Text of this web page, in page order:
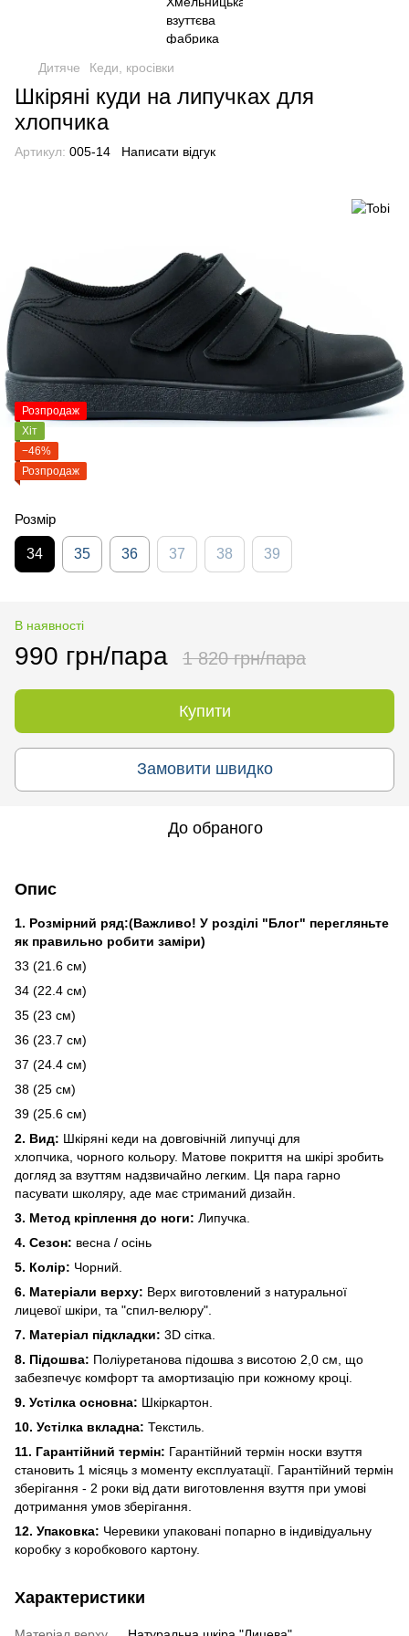
Дитяче Кеди, кросівки
Шкіряні куди на липучках для
хлопчика
Артикул: 005-14 Написати відгук
Розпродаж
Хіт
−46%
Розпродаж
Розмір
34 35 36 37 38 39
В наявності
990 грн/пара 1 820 грн/пара
Купити
Замовити швидко
До обраного
Опис
1. Розмірний ряд:(Важливо! У розділі "Блог" перегляньте
як правильно робити заміри)
33 (21.6 см)
34 (22.4 см)
35 (23 см)
36 (23.7 см)
37 (24.4 см)
38 (25 см)
39 (25.6 см)
2. Вид: Шкіряні кеди на довговічній липучці для
хлопчика, чорного кольору. Матове покриття на шкірі зробить
догляд за взуттям надзвичайно легким. Ця пара гарно
пасувати школяру, аде має стриманий дизайн.
3. Метод кріплення до ноги: Липучка.
4. Сезон: весна / осінь
5. Колір: Чорний.
6. Матеріали верху: Верх виготовлений з натуральної
лицевої шкіри, та "спил-велюру".
7. Матеріал підкладки: 3D сітка.
8. Підошва: Поліуретанова підошва з висотою 2,0 см, що
забезпечує комфорт та амортизацію при кожному кроці.
9. Устілка основна: Шкіркартон.
10. Устілка вкладна: Текстиль.
11. Гарантійний термін: Гарантійний термін носки взуття
становить 1 місяць з моменту експлуатації. Гарантійний термін
зберігання - 2 роки від дати виготовлення взуття при умові
дотримання умов зберігання.
12. Упаковка: Черевики упаковані попарно в індивідуальну
коробку з коробкового картону.
Характеристики